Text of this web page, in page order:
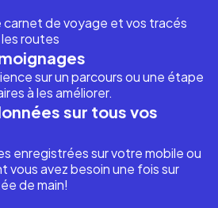
carnet de voyage et vos tracés
routes
sur un parcours ou une étape
à les améliorer.
sur tous vos
enregistrées sur votre mobile ou
avez besoin une fois sur
de main!